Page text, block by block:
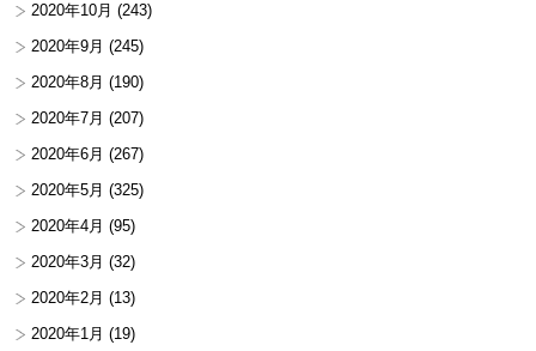
2020年10月 (243)
2020年9月 (245)
2020年8月 (190)
2020年7月 (207)
2020年6月 (267)
2020年5月 (325)
2020年4月 (95)
2020年3月 (32)
2020年2月 (13)
2020年1月 (19)